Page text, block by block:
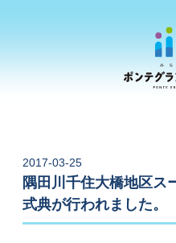
2017-03-25
隅田川千住大橋地区ス
式典が行われました。